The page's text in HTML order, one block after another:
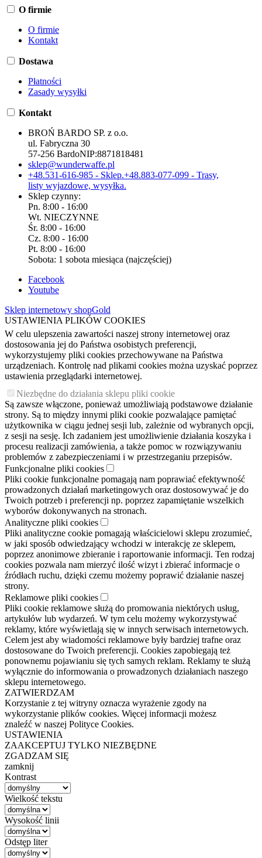
O firmie
O firmie
Kontakt
Dostawa
Płatności
Zasady wysyłki
Kontakt
BROŃ BARDO SP. z o.o.
ul. Fabryczna 30
57-256 BardoNIP:8871818481
sklep@wunderwaffe.pl
+48.531-616-985 - Sklep.+48.883-077-099 - Trasy,
listy wyjazdowe, wysyłka.
Sklep czynny:
Pn. 8:00 - 16:00
Wt. NIECZYNNE
Śr. 8:00 - 16:00
Cz. 8:00 - 16:00
Pt. 8:00 - 16:00
Sobota: 1 sobota miesiąca (najczęściej)
Facebook
Youtube
Sklep internetowy shopGold
USTAWIENIA PLIKÓW COOKIES
W celu ulepszenia zawartości naszej strony internetowej oraz
dostosowania jej do Państwa osobistych preferencji,
wykorzystujemy pliki cookies przechowywane na Państwa
urządzeniach. Kontrolę nad plikami cookies można uzyskać poprzez
ustawienia przeglądarki internetowej.
Niezbędne do działania sklepu pliki cookie
Są zawsze włączone, ponieważ umożliwiają podstawowe działanie
strony. Są to między innymi pliki cookie pozwalające pamiętać
użytkownika w ciągu jednej sesji lub, zależnie od wybranych opcji,
z sesji na sesję. Ich zadaniem jest umożliwienie działania koszyka i
procesu realizacji zamówienia, a także pomoc w rozwiązywaniu
problemów z zabezpieczeniami i w przestrzeganiu przepisów.
Funkcjonalne pliki cookies
Pliki cookie funkcjonalne pomagają nam poprawiać efektywność
prowadzonych działań marketingowych oraz dostosowywać je do
Twoich potrzeb i preferencji np. poprzez zapamiętanie wszelkich
wyborów dokonywanych na stronach.
Analityczne pliki cookies
Pliki analityczne cookie pomagają właścicielowi sklepu zrozumieć,
w jaki sposób odwiedzający wchodzi w interakcję ze sklepem,
poprzez anonimowe zbieranie i raportowanie informacji. Ten rodzaj
cookies pozwala nam mierzyć ilość wizyt i zbierać informacje o
źródłach ruchu, dzięki czemu możemy poprawić działanie naszej
strony.
Reklamowe pliki cookies
Pliki cookie reklamowe służą do promowania niektórych usług,
artykułów lub wydarzeń. W tym celu możemy wykorzystywać
reklamy, które wyświetlają się w innych serwisach internetowych.
Celem jest aby wiadomości reklamowe były bardziej trafne oraz
dostosowane do Twoich preferencji. Cookies zapobiegają też
ponownemu pojawianiu się tych samych reklam. Reklamy te służą
wyłącznie do informowania o prowadzonych działaniach naszego
sklepu internetowego.
ZATWIERDZAM
Korzystanie z tej witryny oznacza wyrażenie zgody na
wykorzystanie plików cookies. Więcej informacji możesz
znaleźć w naszej Polityce Cookies.
USTAWIENIA
ZAAKCEPTUJ TYLKO NIEZBĘDNE
ZGADZAM SIĘ
zamknij
Kontrast
Wielkość tekstu
Wysokość linii
Odstęp liter